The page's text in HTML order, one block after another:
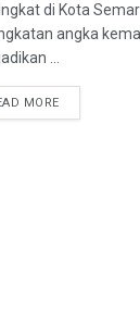
di Kota
angka
...
MOREDETAILS